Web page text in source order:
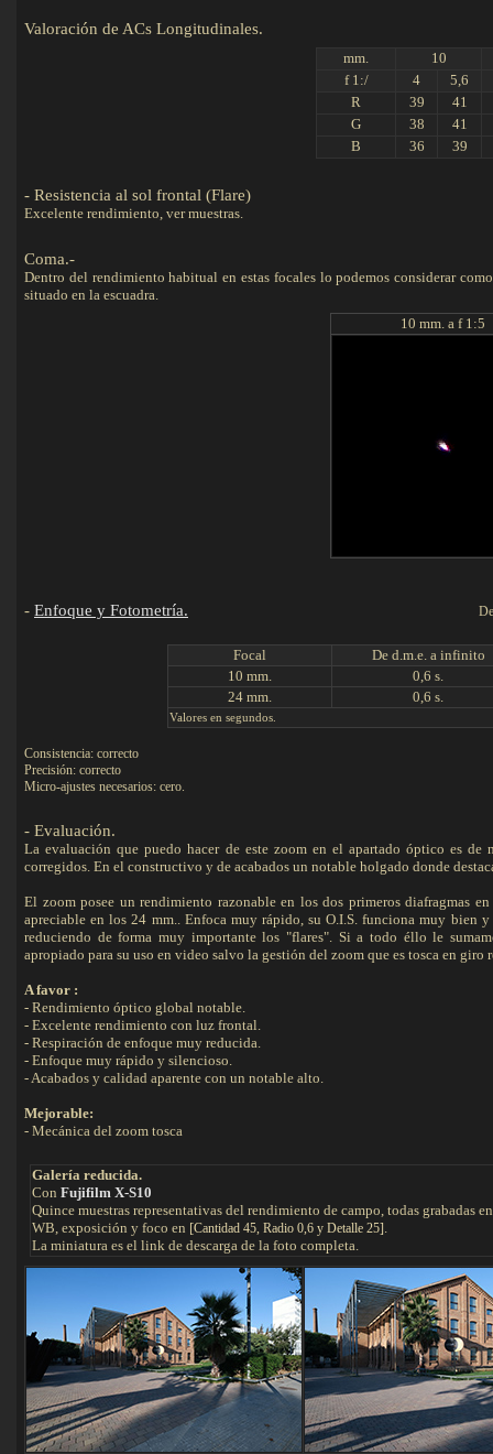
Valoración de ACs
mm.
10
f 1:/
4
5,6
R
39
41
G
38
41
B
36 39
- Resistencia al sol frontal (Flare)
Excelente rendimiento, ver muestras.
Coma.-
Dentro del rendimiento habitual en estas focales lo podemos considerar
situado en la escuadra.
10 mm. a f 1:5
- Enfoque y Fotometría.
Focal
De d.m.e. a infinito
10 mm.
0,6 s.
24 mm.
0,6 s.
Valores en segundos.
Consistencia: correcto
Precisión: correcto
Micro-ajustes necesarios: cero.
- Evaluación.
La evaluación que puedo hacer de este zoom en el apartado óptico es de
corregidos. En el constructivo y de acabados un notable holgado donde
El zoom posee un rendimiento razonable en los dos primeros diafragmas
apreciable en los 24 mm.. Enfoca muy rápido, su O.I.S. funciona muy bien
reduciendo de forma muy importante los "flares". Si a todo éllo le
apropiado para su uso en video salvo la gestión del zoom que es tosca en giro
A favor :
- Rendimiento óptico global notable.
- Excelente rendimiento con luz frontal.
- Respiración de enfoque muy reducida.
- Enfoque muy rápido y silencioso.
- Acabados y calidad aparente con un notable alto.
Mejorable:
- Mecánica del zoom tosca
Galería reducida.
Con Fujifilm X-S10
Quince muestras representativas del rendimiento de campo, todas grabadas
WB, exposición y foco en [Cantidad 45, Radio 0,6 y Detalle 25].
La miniatura es el link de descarga de la foto completa.